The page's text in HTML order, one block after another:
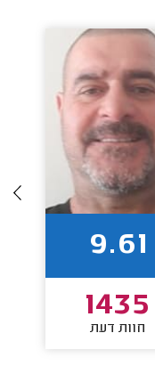
9.61
1435
חוות דעת